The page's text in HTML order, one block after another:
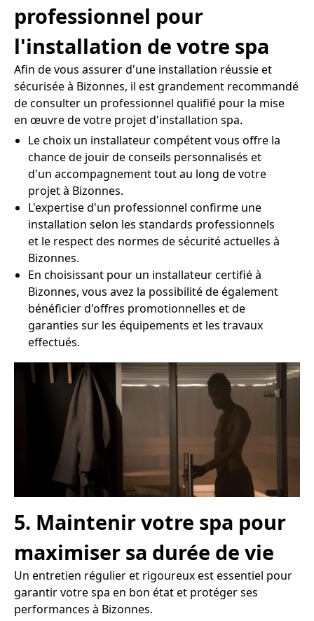
professionnel pour
l'installation de votre spa
Afin de vous assurer d'une installation réussie et
sécurisée à Bizonnes, il est grandement recommandé
de consulter un professionnel qualifié pour la mise
en œuvre de votre projet d'installation spa.
Le choix un installateur compétent vous offre la
chance de jouir de conseils personnalisés et
d'un accompagnement tout au long de votre
projet à Bizonnes.
L'expertise d'un professionnel confirme une
installation selon les standards professionnels
et le respect des normes de sécurité actuelles à
Bizonnes.
En choisissant pour un installateur certifié à
Bizonnes, vous avez la possibilité de également
bénéficier d'offres promotionnelles et de
garanties sur les équipements et les travaux
effectués.
5. Maintenir votre spa pour
maximiser sa durée de vie
Un entretien régulier et rigoureux est essentiel pour
garantir votre spa en bon état et protéger ses
performances à Bizonnes.